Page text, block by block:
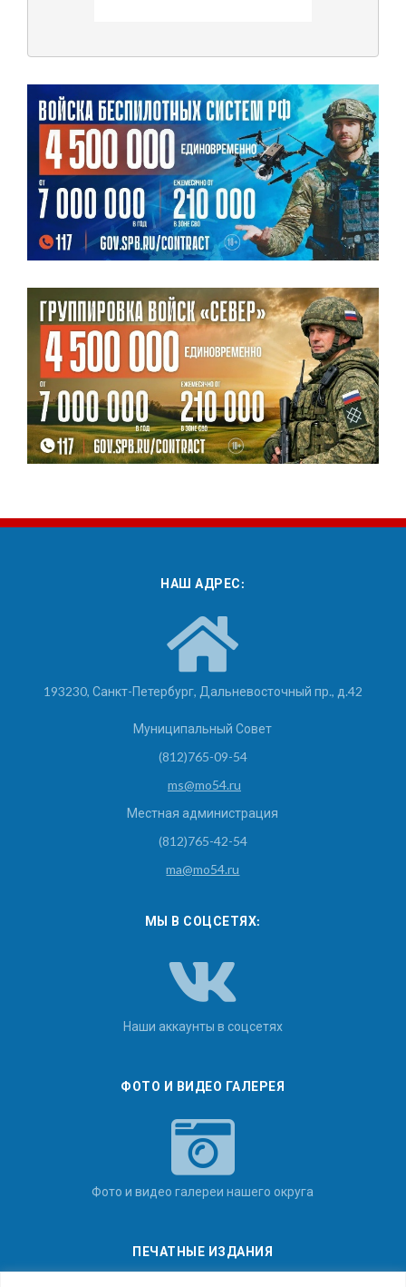
НАШ АДРЕС:
193230, Санкт-Петербург, Дальневосточный пр., д.42
Муниципальный Совет
(812)765-09-54
ms@mo54.ru
Местная администрация
(812)765-42-54
ma@mo54.ru
МЫ В СОЦСЕТЯХ:
Наши аккаунты в соцсетях
ФОТО И ВИДЕО ГАЛЕРЕЯ
Фото и видео галереи нашего округа
ПЕЧАТНЫЕ ИЗДАНИЯ